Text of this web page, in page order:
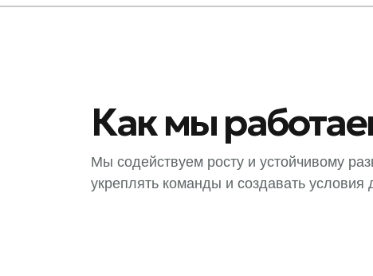
Как мы
Мы содействуем росту и устойчивому
укреплять команды и создавать условия